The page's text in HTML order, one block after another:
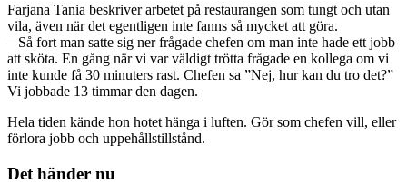
Farjana Tania beskriver arbetet på restaurangen som tungt och utan
vila, även när det egentligen inte fanns så mycket att göra.
– Så fort man satte sig ner frågade chefen om man inte hade ett jobb
att sköta. En gång när vi var väldigt trötta frågade en kollega om vi
inte kunde få 30 minuters rast. Chefen sa ”Nej, hur kan du tro det?”
Vi jobbade 13 timmar den dagen.
Hela tiden kände hon hotet hänga i luften. Gör som chefen vill, eller
förlora jobb och uppehållstillstånd.
Det händer nu